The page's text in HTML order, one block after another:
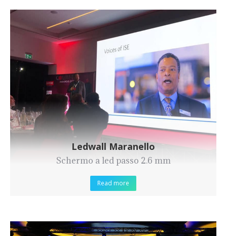
Ledwall Maranello
Schermo a led passo 2.6 mm
Read more